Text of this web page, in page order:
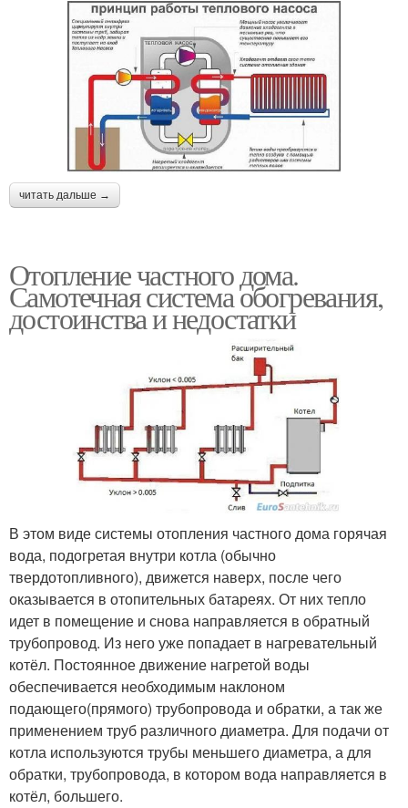
читать дальше →
Отопление частного дома.
Самотечная система обогревания,
достоинства и недостатки
В этом виде системы отопления частного дома горячая
вода, подогретая внутри котла (обычно
твердотопливного), движется наверх, после чего
оказывается в отопительных батареях. От них тепло
идет в помещение и снова направляется в обратный
трубопровод. Из него уже попадает в нагревательный
котёл. Постоянное движение нагретой воды
обеспечивается необходимым наклоном
подающего(прямого) трубопровода и обратки, а так же
применением труб различного диаметра. Для подачи от
котла используются трубы меньшего диаметра, а для
обратки, трубопровода, в котором вода направляется в
котёл, большего.